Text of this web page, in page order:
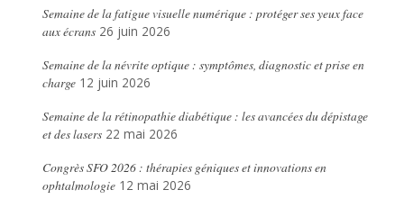
Semaine de la fatigue visuelle numérique : protéger ses yeux face
aux écrans 26 juin 2026
Semaine de la névrite optique : symptômes, diagnostic et prise en
charge 12 juin 2026
Semaine de la rétinopathie diabétique : les avancées du dépistage
et des lasers 22 mai 2026
Congrès SFO 2026 : thérapies géniques et innovations en
ophtalmologie 12 mai 2026